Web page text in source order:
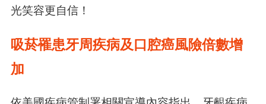
光笑容更自信！
吸菸罹患牙周疾病及口腔癌風險倍數增
加